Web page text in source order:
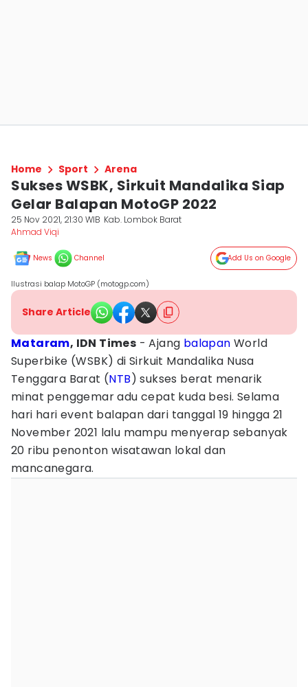
Home Sport Arena
Sukses WSBK, Sirkuit Mandalika Siap
Gelar Balapan MotoGP 2022
25 Nov 2021, 21:30 WIB Kab. Lombok Barat
Ahmad Viqi
News Channel Add Us on Google
Ilustrasi balap MotoGP (motogp.com)
Share Article
Mataram, IDN Times - Ajang balapan World
Superbike (WSBK) di Sirkuit Mandalika Nusa
Tenggara Barat (NTB) sukses berat menarik
minat penggemar adu cepat kuda besi. Selama
hari hari event balapan dari tanggal 19 hingga 21
November 2021 lalu mampu menyerap sebanyak
20 ribu penonton wisatawan lokal dan
mancanegara.